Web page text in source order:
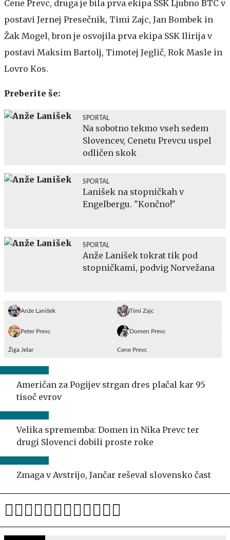
Cene Prevc, druga je bila prva ekipa SSK Ljubno BTC v
postavi Jernej Presečnik, Timi Zajc, Jan Bombek in
Žak Mogel, bron je osvojila prva ekipa SSK Ilirija v
postavi Maksim Bartolj, Timotej Jeglič, Rok Masle in
Lovro Kos.
Preberite še:
SPORTAL
Na sobotno tekmo vseh sedem
Slovencev, Cenetu Prevcu uspel
odličen skok
SPORTAL
Lanišek na stopničkah v
Engelbergu. "Končno!"
SPORTAL
Anže Lanišek tokrat tik pod
stopničkami, podvig Norvežana
Anže Lanišek Timi Zajc
Peter Prevc Domen Prevc
Žiga Jelar Cene Prevc
Američan za Pogijev strgan dres plačal kar 95
tisoč evrov
Velika sprememba: Domen in Nika Prevc ter
drugi Slovenci dobili proste roke
Zmaga v Avstrijo, Jančar reševal slovensko čast